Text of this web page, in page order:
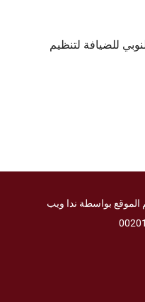
للضيافة لتنظيم
بواسطة ندا ويب